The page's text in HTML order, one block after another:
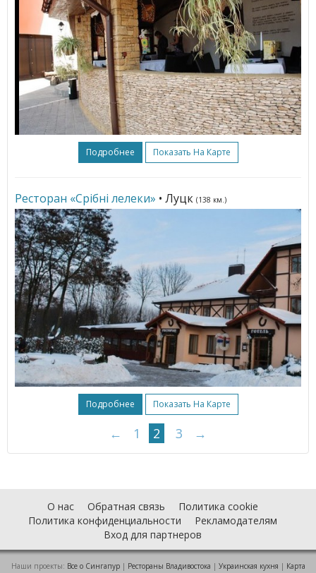
Подробнее Показать На Карте
Ресторан «Срібні лелеки» • Луцк (138 км.)
Подробнее Показать На Карте
← 1 2 3 →
О нас Обратная связь
Политика cookie
Политика конфиденциальности
Рекламодателям
Вход для партнеров
Наши проекты: Все о Cингапур| Рестораны Владивостока | Украинская кухня | Карта